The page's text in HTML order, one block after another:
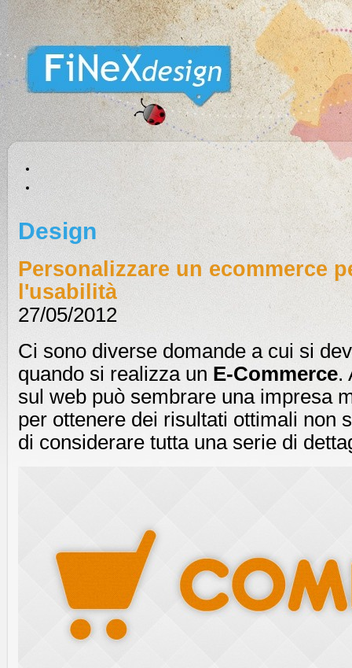
Design
Personalizzare un ecommerce
l'usabilità
27/05/2012
Ci sono diverse domande a cui si
quando si realizza un E-Commerce.
sul web può sembrare una impresa
per ottenere dei risultati ottimali non
di considerare tutta una serie di